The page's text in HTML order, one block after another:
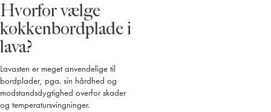
Hvorfor vælge
køkkenbordplade i
lava?
Lavasten er meget anvendelige til
bordplader, pga. sin hårdhed og
modstandsdygtighed overfor skader
og temperatursvingninger.